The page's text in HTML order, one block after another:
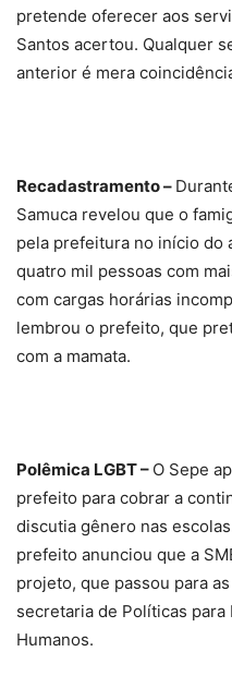
pretende oferecer aos
Santos acertou. Qualquer
anterior é mera
Recadastramento –
Samuca revelou que o
pela prefeitura no início do
quatro mil pessoas com
com cargas horárias
lembrou o prefeito, que
com a mamata.
Polêmica LGBT – O Sepe
prefeito para cobrar a
discutia gênero nas
prefeito anunciou que a
projeto, que passou para
secretaria de Políticas
Humanos.